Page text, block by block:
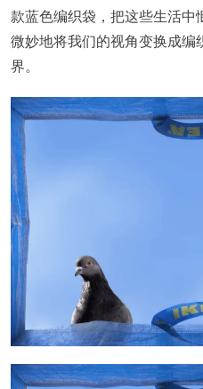
款蓝色编织袋，把这些生活中
微妙地将我们的视角变换成编
界。